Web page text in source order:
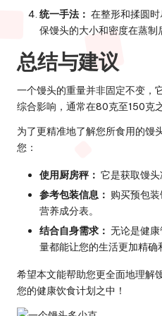
统一手法： 在整形和揉圆
保馒头的大小和密度在蒸制
总结与建议
一个馒头的重量并非固定不变，
综合影响，通常在80克至150克
为了更精准地了解您所食用的馒
您：
使用厨房秤： 它是获取馒头
参考包装信息： 购买预包
营养成分表。
结合自身需求： 无论是健
量都能让您的生活更加精确
希望本文能帮助您更全面地理解
您的健康饮食计划之中！